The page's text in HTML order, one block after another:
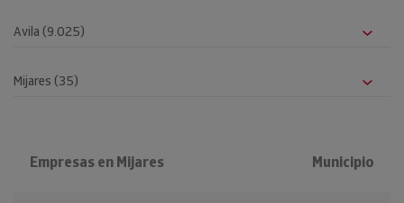
Empresas en Mijares Municipio